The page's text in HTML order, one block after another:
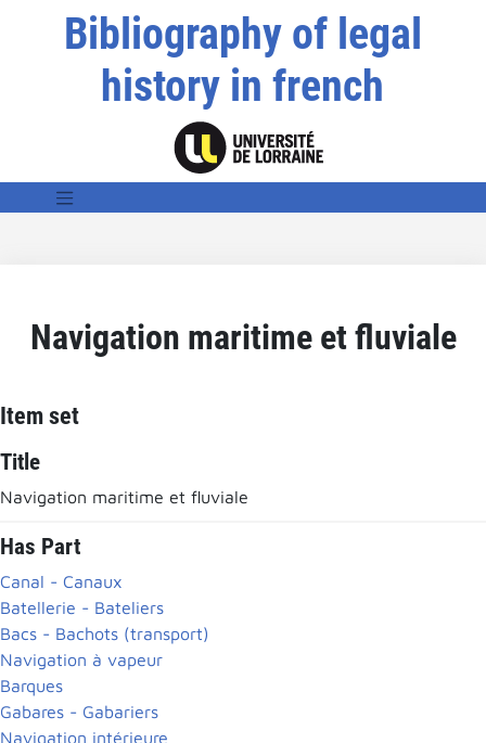
Bibliography of legal
history in french
Navigation maritime et fluviale
Item set
Title
Navigation maritime et fluviale
Has Part
Canal - Canaux
Batellerie - Bateliers
Bacs - Bachots (transport)
Navigation à vapeur
Barques
Gabares - Gabariers
Navigation intérieure